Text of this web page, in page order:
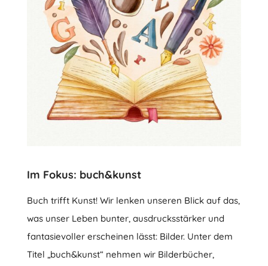
Im Fokus: buch&kunst
Buch trifft Kunst! Wir lenken unseren Blick auf das,
was unser Leben bunter, ausdrucksstärker und
fantasievoller erscheinen lässt: Bilder. Unter dem
Titel „buch&kunst“ nehmen wir Bilderbücher,